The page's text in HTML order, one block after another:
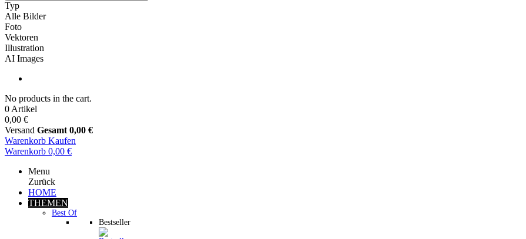
Typ
Alle Bilder
Foto
Vektoren
Illustration
AI Images
No products in the cart.
0 Artikel
0,00 €
Versand Gesamt 0,00 €
Warenkorb Kaufen
Warenkorb 0,00 €
Menu
Zurück
HOME
THEMEN
Best Of
Bestseller